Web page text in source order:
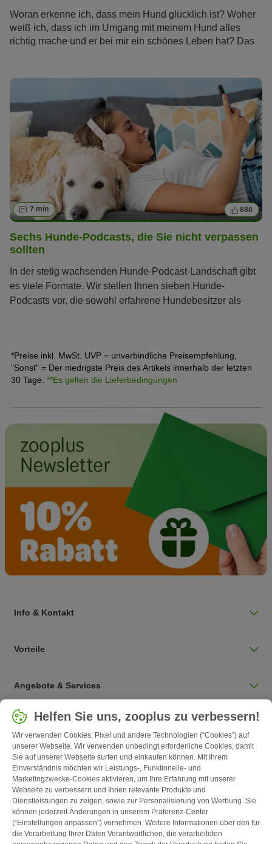
Woran erkenne ich, dass mein Hund glücklich ist? Woher
weiß ich, dass ich im Umgang mit meinem Hund alles
richtig mache und er bei mir ein schönes Leben hat? Das
ist.
7 min 688
Sechs Hunde-Podcasts, die Sie nicht verpassen
sollten
In der stetig wachsenden Hunde-Podcast-Landschaft gibt
es viele Formate. Wir stellen Ihnen sieben Hunde-
Podcasts vor, die sowohl erfahrene Hundebesitzer als
*Preise inkl. MwSt. UVP = unverbindliche Preisempfehlung,
"Sonst" = Der niedrigste Preis des Artikels innerhalb der letzten
30 Tage. **Es gelten die Lieferbedingungen
Info & Kontakt
Vorteile
Angebote & Services
Land auswählen
Deutschland / DE
Follow zooplus
Helfen Sie uns, zooplus zu verbessern!
Wir verwenden Cookies, Pixel und andere Technologien (“Cookies”) auf
unserer Webseite. Wir verwenden unbedingt erforderliche Cookies, damit
Sie auf unserer Webseite surfen und einkaufen können. Mit Ihrem
Einverständnis möchten wir Leistungs-, Funktionelle- und
Marketingzwecke-Cookies aktivieren, um Ihre Erfahrung mit unserer
Webseite zu verbessern und Ihnen relevante Produkte und
Dienstleistungen zu zeigen, sowie zur Personalisierung von Werbung. Sie
können jederzeit Änderungen in unserem Präferenz-Center
(“Einstellungen anpassen”) vornehmen. Weitere Informationen über den für
die Verarbeitung Ihrer Daten Verantwortlichen, die verarbeiteten